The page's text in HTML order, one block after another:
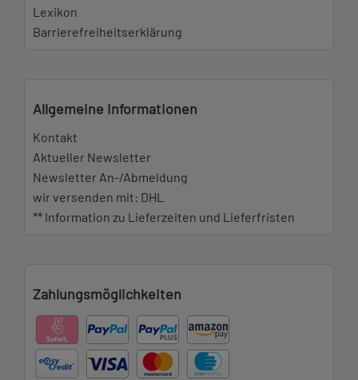
Lexikon
Barrierefreiheitserklärung
Allgemeine Informationen
Kontakt
Aktueller Newsletter
Newsletter An-/Abmeldung
wir versenden mit: DHL
** Information zu Lieferzeiten und Lieferfristen
Zahlungsmöglichkeiten